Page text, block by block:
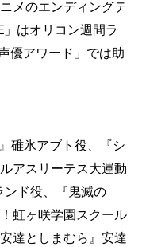
メのエンディングテ
はオリコン週間ラ
優アワード」では助
碓氷アブト役、『シ
アスリーテス大運動
ンド役、『鬼滅の
虹ヶ咲学園スクール
達としまむら』安達